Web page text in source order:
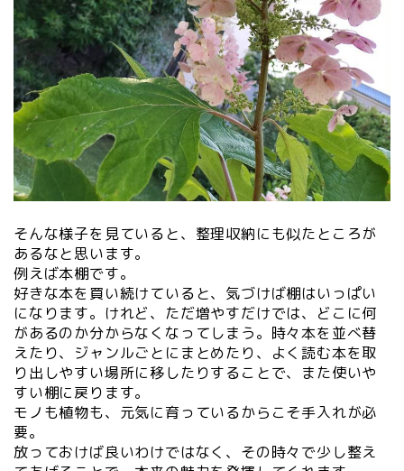
そんな様子を見ていると、整理収納にも似たところが
あるなと思います。
例えば本棚です。
好きな本を買い続けていると、気づけば棚はいっぱい
になります。けれど、ただ増やすだけでは、どこに何
があるのか分からなくなってしまう。時々本を並べ替
えたり、ジャンルごとにまとめたり、よく読む本を取
り出しやすい場所に移したりすることで、また使いや
すい棚に戻ります。
モノも植物も、元気に育っているからこそ手入れが必
要。
放っておけば良いわけではなく、その時々で少し整え